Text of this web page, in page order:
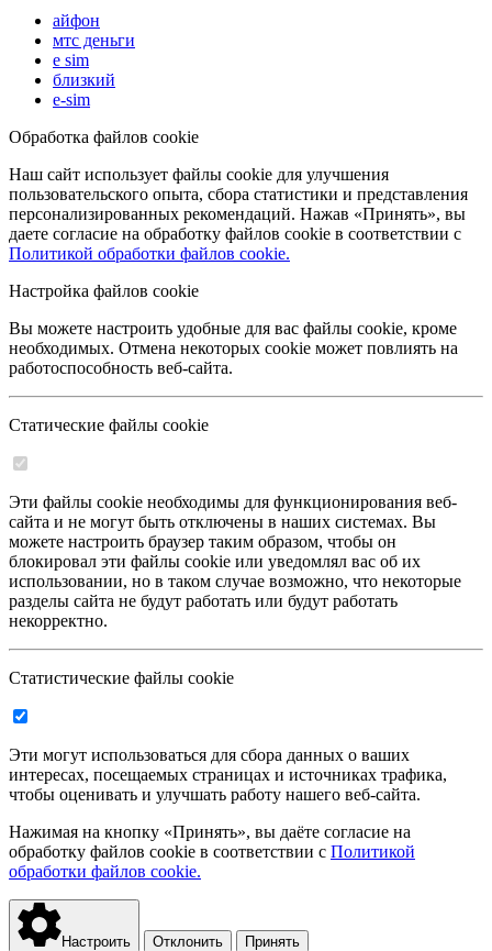
айфон
мтс деньги
e sim
близкий
e-sim
Обработка файлов cookie
Наш сайт использует файлы cookie для улучшения
пользовательского опыта, сбора статистики и представления
персонализированных рекомендаций. Нажав «Принять», вы
даете согласие на обработку файлов cookie в соответствии с
Политикой обработки файлов cookie.
Настройка файлов cookie
Вы можете настроить удобные для вас файлы cookie, кроме
необходимых. Отмена некоторых cookie может повлиять на
работоспособность веб-сайта.
Статические файлы cookie
Эти файлы cookie необходимы для функционирования веб-
сайта и не могут быть отключены в наших системах. Вы
можете настроить браузер таким образом, чтобы он
блокировал эти файлы cookie или уведомлял вас об их
использовании, но в таком случае возможно, что некоторые
разделы сайта не будут работать или будут работать
некорректно.
Статистические файлы cookie
Эти могут использоваться для сбора данных о ваших
интересах, посещаемых страницах и источниках трафика,
чтобы оценивать и улучшать работу нашего веб-сайта.
Нажимая на кнопку «Принять», вы даёте согласие на
обработку файлов cookie в соответствии с Политикой
обработки файлов cookie.
Настроить Отклонить Принять